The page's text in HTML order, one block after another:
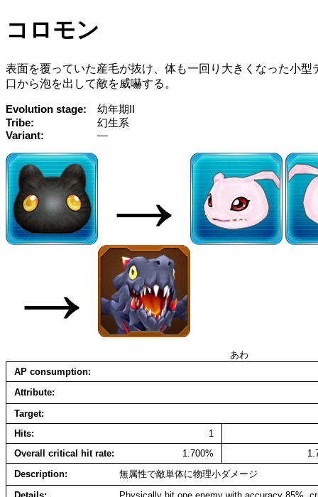
コロモン
表面を覆っていた産毛が抜け、体も一回り大きくなった小
口から泡を出して敵を威嚇する。
Evolution stage
幼年期II
Tribe
幻生系
Variant
—
→
→
あわ
AP consumption
Attribute
Target
Hits
1
Overall critical hit rate
1.700%
Description
無属性で敵単体に物理小ダメージ